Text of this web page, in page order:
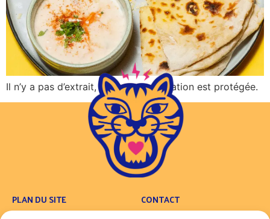
Il n’y a pas d’extrait, car cette publication est protégée.
PLAN DU SITE
Concept
CONTACT
Contact